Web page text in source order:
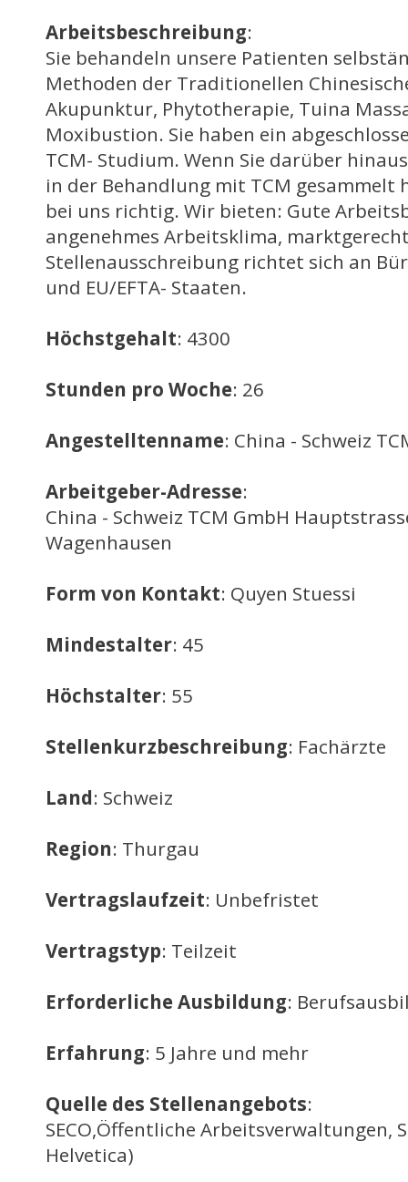
Arbeitsbeschreibung:
Sie behandeln unsere Patienten
Methoden der Traditionellen
Akupunktur, Phytotherapie, Tuina
Moxibustion. Sie haben ein
TCM- Studium. Wenn Sie darüber
in der Behandlung mit TCM gesammelt
bei uns richtig. Wir bieten: Gute
angenehmes Arbeitsklima,
Stellenausschreibung richtet sich an
und EU/EFTA- Staaten.
Höchstgehalt: 4300
Stunden pro Woche: 26
Angestelltenname: China - Schweiz
Arbeitgeber-Adresse:
China - Schweiz TCM GmbH
Wagenhausen
Form von Kontakt: Quyen Stuessi
Mindestalter: 45
Höchstalter: 55
Stellenkurzbeschreibung: Fachärzte
Land: Schweiz
Region: Thurgau
Vertragslaufzeit: Unbefristet
Vertragstyp: Teilzeit
Erforderliche Ausbildung:
Erfahrung: 5 Jahre und mehr
Quelle des Stellenangebots:
SECO,Öffentliche Arbeitsverwaltungen,
Helvetica)